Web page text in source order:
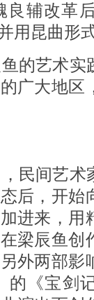
良辅改革
用昆曲形
的艺术实
广大地区
民间艺术
后，开始
进来，用
梁辰鱼创
外两部影
的《宝剑